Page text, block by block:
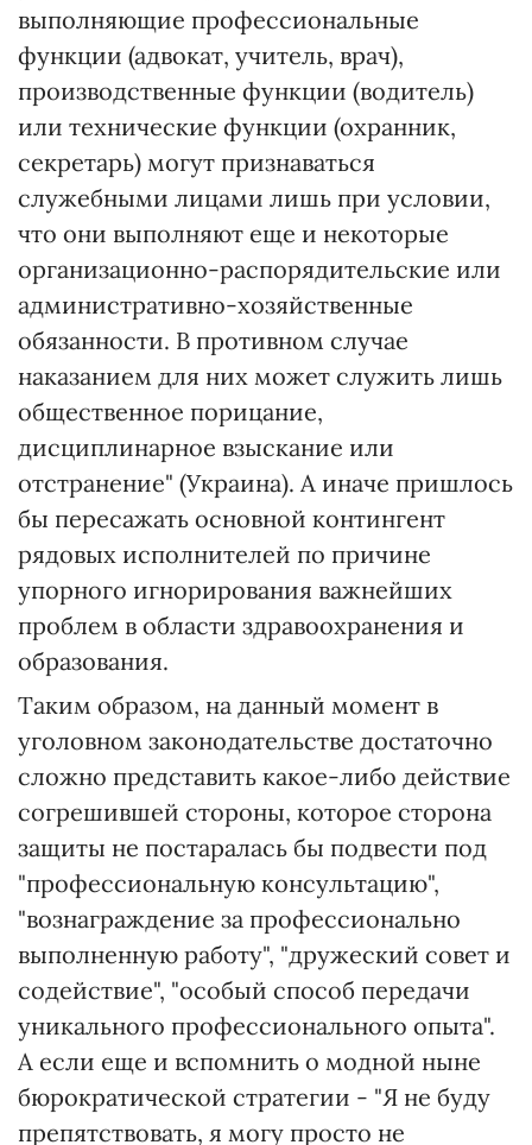
выполняющие профессиональные
функции (адвокат, учитель, врач),
производственные функции (водитель)
или технические функции (охранник,
секретарь) могут признаваться
служебными лицами лишь при условии,
что они выполняют еще и некоторые
организационно-распорядительские или
административно-хозяйственные
обязанности. В противном случае
наказанием для них может служить лишь
общественное порицание,
дисциплинарное взыскание или
отстранение" (Украина). А иначе пришлось
бы пересажать основной контингент
рядовых исполнителей по причине
упорного игнорирования важнейших
проблем в области здравоохранения и
образования.
Таким образом, на данный момент в
уголовном законодательстве достаточно
сложно представить какое-либо действие
согрешившей стороны, которое сторона
защиты не постаралась бы подвести под
"профессиональную консультацию",
"вознаграждение за профессионально
выполненную работу", "дружеский совет и
содействие", "особый способ передачи
уникального профессионального опыта".
А если еще и вспомнить о модной ныне
бюрократической стратегии - "Я не буду
препятствовать, я могу просто не